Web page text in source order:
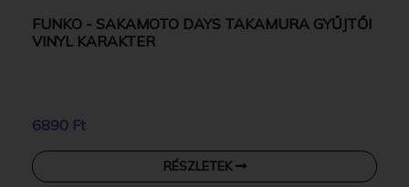
FUNKO - SAKAMOTO DAYS TAKAMURA GYŰJTŐI
VINYL KARAKTER
6890 Ft
RÉSZLETEK